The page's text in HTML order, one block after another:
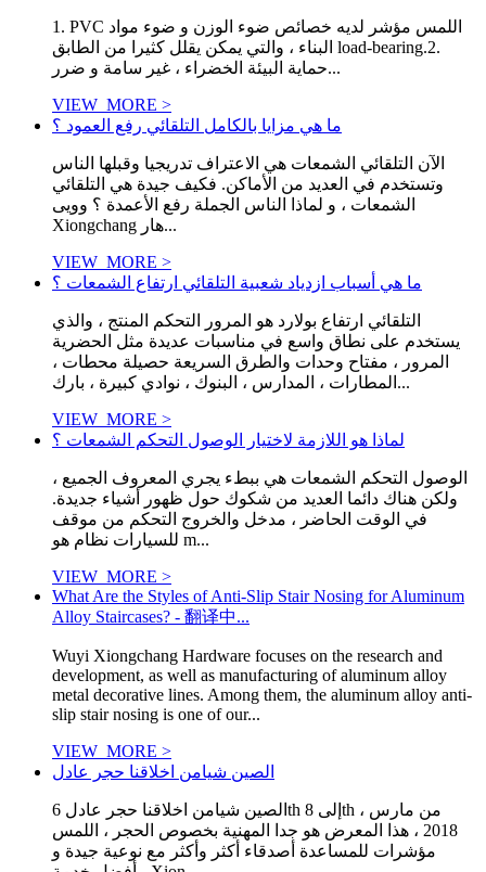
1. PVC اللمس مؤشر لديه خصائص ضوء الوزن و ضوء مواد
البناء ، والتي يمكن يقلل كثيرا من الطابق load-bearing.2.
حماية البيئة الخضراء ، غير سامة و ضرر...
VIEW_MORE >
ما هي مزايا بالكامل التلقائي رفع العمود ؟
الآن التلقائي الشمعات هي الاعتراف تدريجيا وقبلها الناس
وتستخدم في العديد من الأماكن. فكيف جيدة هي التلقائي
الشمعات ، و لماذا الناس الجملة رفع الأعمدة ؟ وويى
Xiongchang هار...
VIEW_MORE >
ما هي أسباب ازدياد شعبية التلقائي ارتفاع الشمعات ؟
التلقائي ارتفاع بولارد هو المرور التحكم المنتج ، والذي
يستخدم على نطاق واسع في مناسبات عديدة مثل الحضرية
المرور ، مفتاح وحدات والطرق السريعة حصيلة محطات ،
المطارات ، المدارس ، البنوك ، نوادي كبيرة ، بارك...
VIEW_MORE >
لماذا هو اللازمة لاختيار الوصول التحكم الشمعات ؟
الوصول التحكم الشمعات هي ببطء يجري المعروف الجميع ،
ولكن هناك دائما العديد من شكوك حول ظهور أشياء جديدة.
في الوقت الحاضر ، مدخل والخروج التحكم من موقف
للسيارات نظام هو m...
VIEW_MORE >
What Are the Styles of Anti-Slip Stair Nosing for Aluminum
Alloy Staircases? - 翻译中...
Wuyi Xiongchang Hardware focuses on the research and
development, as well as manufacturing of aluminum alloy
metal decorative lines. Among them, the aluminum alloy anti-
slip stair nosing is one of our...
VIEW_MORE >
الصين شيامن اخلاقنا حجر عادل
الصين شيامن اخلاقنا حجر عادل 6th إلى 8th من مارس ،
2018 ، هذا المعرض هو جدا المهنية بخصوص الحجر ، اللمس
مؤشرات للمساعدة أصدقاء أكثر وأكثر مع نوعية جيدة و